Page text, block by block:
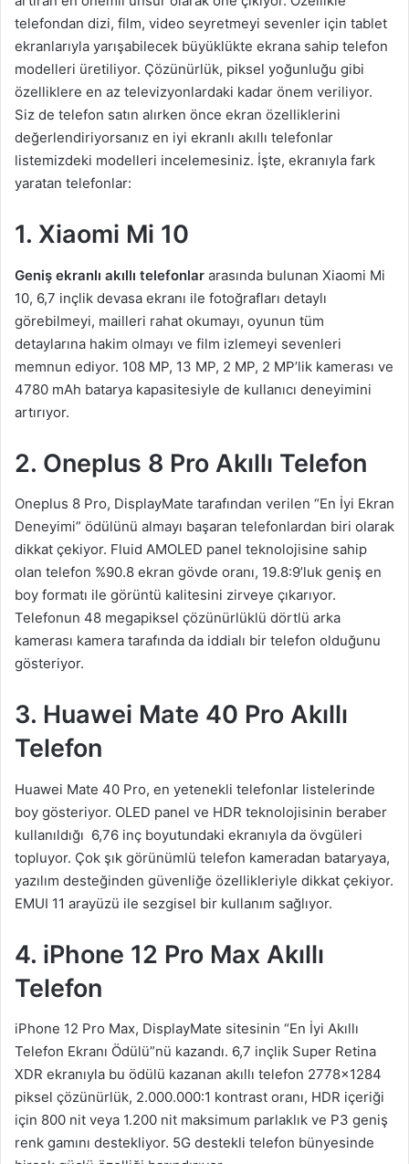
telefondan dizi, film, video seyretmeyi sevenler için tablet
ekranlarıyla yarışabilecek büyüklükte ekrana sahip telefon
modelleri üretiliyor. Çözünürlük, piksel yoğunluğu gibi
özelliklere en az televizyonlardaki kadar önem veriliyor.
Siz de telefon satın alırken önce ekran özelliklerini
değerlendiriyorsanız en iyi ekranlı akıllı telefonlar
listemizdeki modelleri incelemesiniz. İşte, ekranıyla fark
yaratan telefonlar:
1. Xiaomi Mi 10
Geniş ekranlı akıllı telefonlar arasında bulunan Xiaomi Mi
10, 6,7 inçlik devasa ekranı ile fotoğrafları detaylı
görebilmeyi, mailleri rahat okumayı, oyunun tüm
detaylarına hakim olmayı ve film izlemeyi sevenleri
memnun ediyor. 108 MP, 13 MP, 2 MP, 2 MP’lik kamerası ve
4780 mAh batarya kapasitesiyle de kullanıcı deneyimini
artırıyor.
2. Oneplus 8 Pro Akıllı Telefon
Oneplus 8 Pro, DisplayMate tarafından verilen “En İyi Ekran
Deneyimi” ödülünü almayı başaran telefonlardan biri olarak
dikkat çekiyor. Fluid AMOLED panel teknolojisine sahip
olan telefon %90.8 ekran gövde oranı, 19.8:9’luk geniş en
boy formatı ile görüntü kalitesini zirveye çıkarıyor.
Telefonun 48 megapiksel çözünürlüklü dörtlü arka
kamerası kamera tarafında da iddialı bir telefon olduğunu
gösteriyor.
3. Huawei Mate 40 Pro Akıllı
Telefon
Huawei Mate 40 Pro, en yetenekli telefonlar listelerinde
boy gösteriyor. OLED panel ve HDR teknolojisinin beraber
kullanıldığı 6,76 inç boyutundaki ekranıyla da övgüleri
topluyor. Çok şık görünümlü telefon kameradan bataryaya,
yazılım desteğinden güvenliğe özellikleriyle dikkat çekiyor.
EMUI 11 arayüzü ile sezgisel bir kullanım sağlıyor.
4. iPhone 12 Pro Max Akıllı
Telefon
iPhone 12 Pro Max, DisplayMate sitesinin “En İyi Akıllı
Telefon Ekranı Ödülü”nü kazandı. 6,7 inçlik Super Retina
XDR ekranıyla bu ödülü kazanan akıllı telefon 2778×1284
piksel çözünürlük, 2.000.000:1 kontrast oranı, HDR içeriği
için 800 nit veya 1.200 nit maksimum parlaklık ve P3 geniş
renk gamını destekliyor. 5G destekli telefon bünyesinde